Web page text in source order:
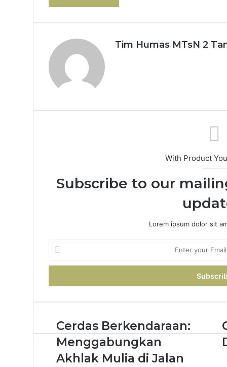
Tim Humas MTsN 2
With Product
Subscribe to our
Lorem ipsum dolor sit
Enter
your
Email
Cerdas Berkendaraan:
Menggabungkan
Akhlak Mulia di Jalan